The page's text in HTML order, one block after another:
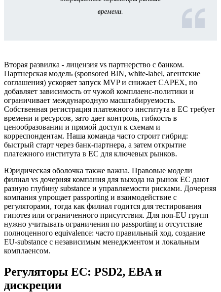
времени.
Вторая развилка - лицензия vs партнерство с банком.
Партнерская модель (sponsored BIN, white-label, агентские
соглашения) ускоряет запуск MVP и снижает CAPEX, но
добавляет зависимость от чужой комплаенс‑политики и
ограничивает международную масштабируемость.
Собственная регистрация платежного института в ЕС требует
времени и ресурсов, зато дает контроль, гибкость в
ценообразовании и прямой доступ к схемам и
корреспондентам. Наша команда часто строит гибрид:
быстрый старт через банк‑партнера, а затем открытие
платежного института в ЕС для ключевых рынков.
Юридическая оболочка также важна. Правовые модели
филиал vs дочерняя компания для выхода на рынок ЕС дают
разную глубину substance и управляемости рисками. Дочерняя
компания упрощает passporting и взаимодействие с
регуляторами, тогда как филиал годится для тестирования
гипотез или ограниченного присутствия. Для non‑EU групп
нужно учитывать ограничения по passporting и отсутствие
полноценного equivalence: часто правильный ход, создание
EU‑substance с независимым менеджментом и локальным
комплаенсом.
Регуляторы ЕС: PSD2, EBA и
дискреции